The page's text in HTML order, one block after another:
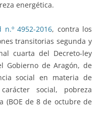
energética.
4952-2016, contra los
transitorias segunda y
cuarta del Decreto-ley
Gobierno de Aragón, de
social en materia de
social, pobreza
(BOE de 8 de octubre de